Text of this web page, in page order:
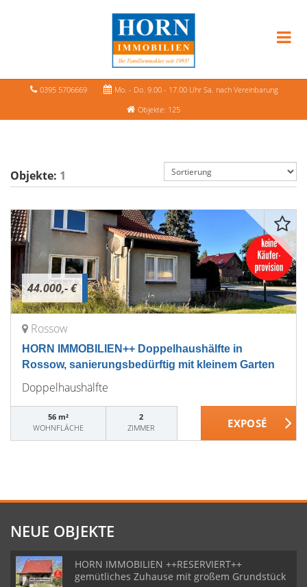
0395 5706669
Mo. - Do. 9.00 - 17.00 Uhr Sa. nach Vereinbarung
Objekte: 125
Objekte: 1
44.000,- €
Rossow
HORN IMMOBILIEN++ Doppelhaushälfte in
Rossow, sanierungsbedürftig mit kleinem Garten
Doppelhaushälfte
56 m²
WOHNFLÄCHE
2
ZIMMER
NEUE OBJEKTE
HORN IMMOBILIEN ++RESERVIERT++
gemütliches Zuhause mit großem Grundstück